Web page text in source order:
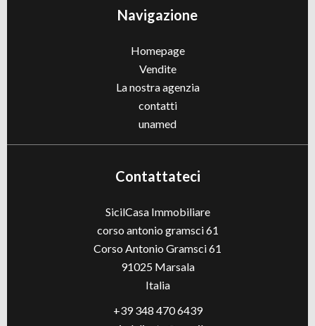
Navigazione
Homepage
Vendite
La nostra agenzia
contatti
unamed
Contattateci
SicilCasa Immobiliare
corso antonio gramsci 61
Corso Antonio Gramsci 61
91025Marsala
Italia
+39 348 470 6439